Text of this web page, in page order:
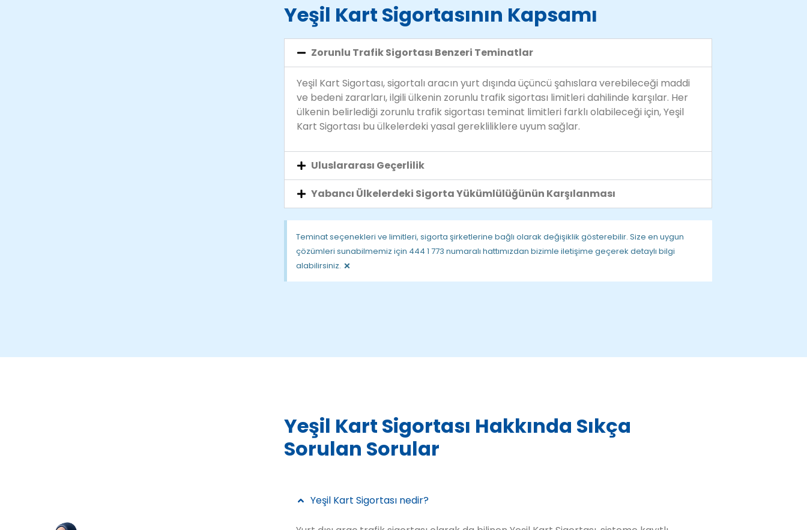
Yeşil Kart Sigortasının Kapsamı
Zorunlu Trafik Sigortası Benzeri Teminatlar
Yeşil Kart Sigortası, sigortalı aracın yurt dışında üçüncü şahıslara verebileceği maddi
ve bedeni zararları, ilgili ülkenin zorunlu trafik sigortası limitleri dahilinde karşılar. Her
ülkenin belirlediği zorunlu trafik sigortası teminat limitleri farklı olabileceği için, Yeşil
Kart Sigortası bu ülkelerdeki yasal gerekliliklere uyum sağlar.
Uluslararası Geçerlilik
Yabancı Ülkelerdeki Sigorta Yükümlülüğünün Karşılanması
Teminat seçenekleri ve limitleri, sigorta şirketlerine bağlı olarak değişiklik gösterebilir. Size en uygun
çözümleri sunabilmemiz için 444 1 773 numaralı hattımızdan bizimle iletişime geçerek detaylı bilgi
alabilirsiniz. ×
Yeşil Kart Sigortası Hakkında Sıkça
Sorulan Sorular
Yeşil Kart Sigortası nedir?